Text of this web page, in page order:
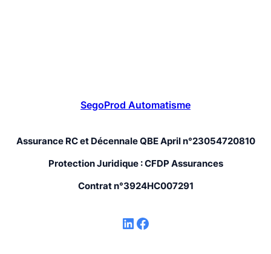
SegoProd Automatisme
Assurance RC et Décennale QBE April n°23054720810
Protection Juridique : CFDP Assurances
Contrat n°3924HC007291
LinkedIn Facebook